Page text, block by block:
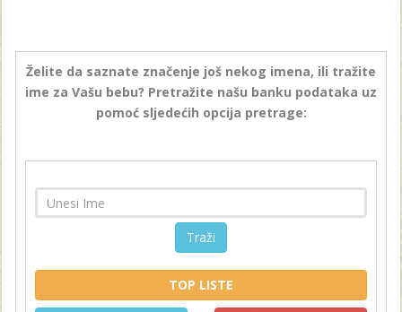
Želite da saznate značenje još nekog imena, ili tražite
ime za Vašu bebu? Pretražite našu banku podataka uz
pomoć sljedećih opcija pretrage:
Traži
TOP LISTE